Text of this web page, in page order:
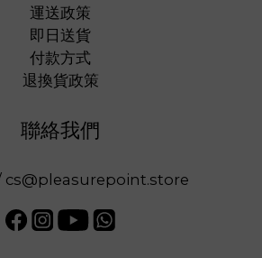
運送政策
即日送貨
付款方式
退換貨政策
聯絡我們
cs@pleasurepoint.store